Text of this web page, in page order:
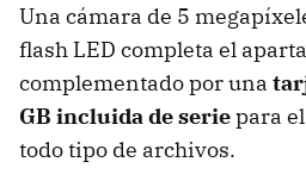
Una cámara de 5
flash LED completa el
complementado por una
GB incluida de seriepara
todo tipo de archivos.